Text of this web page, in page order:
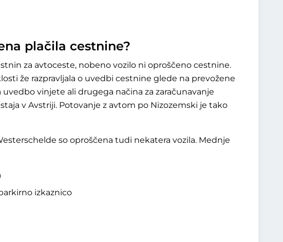
plačila cestnine?
za avtoceste, nobeno vozilo ni oproščeno cestnine.
že razpravljala o uvedbi cestnine glede na prevožene
vinjete ali drugega načina za zaračunavanje
v Avstriji. Potovanje z avtom po Nizozemski je tako
so oproščena tudi nekatera vozila. Mednje
izkaznico